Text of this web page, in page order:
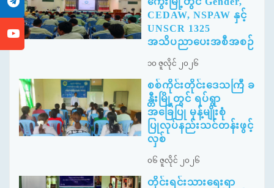
CEDAW, NSPAW နှင့်
UNSCR 1325
အသိပညာပေးအစီအစဉ်
၁၀ ဇူလိုင် ၂၀၂၆
စစ်ကိုင်းတိုင်းဒေသကြီ ခ
န္တီးမြို့တွင် ရပ်ရွာ
အခြေပြု မုန့်မျိုးစုံ
ပြုလုပ်နည်းသင်တန်းဖွင့်
လှစ်
၀၆ ဇူလိုင် ၂၀၂၆
တိုင်းရင်းသားရေးရာ